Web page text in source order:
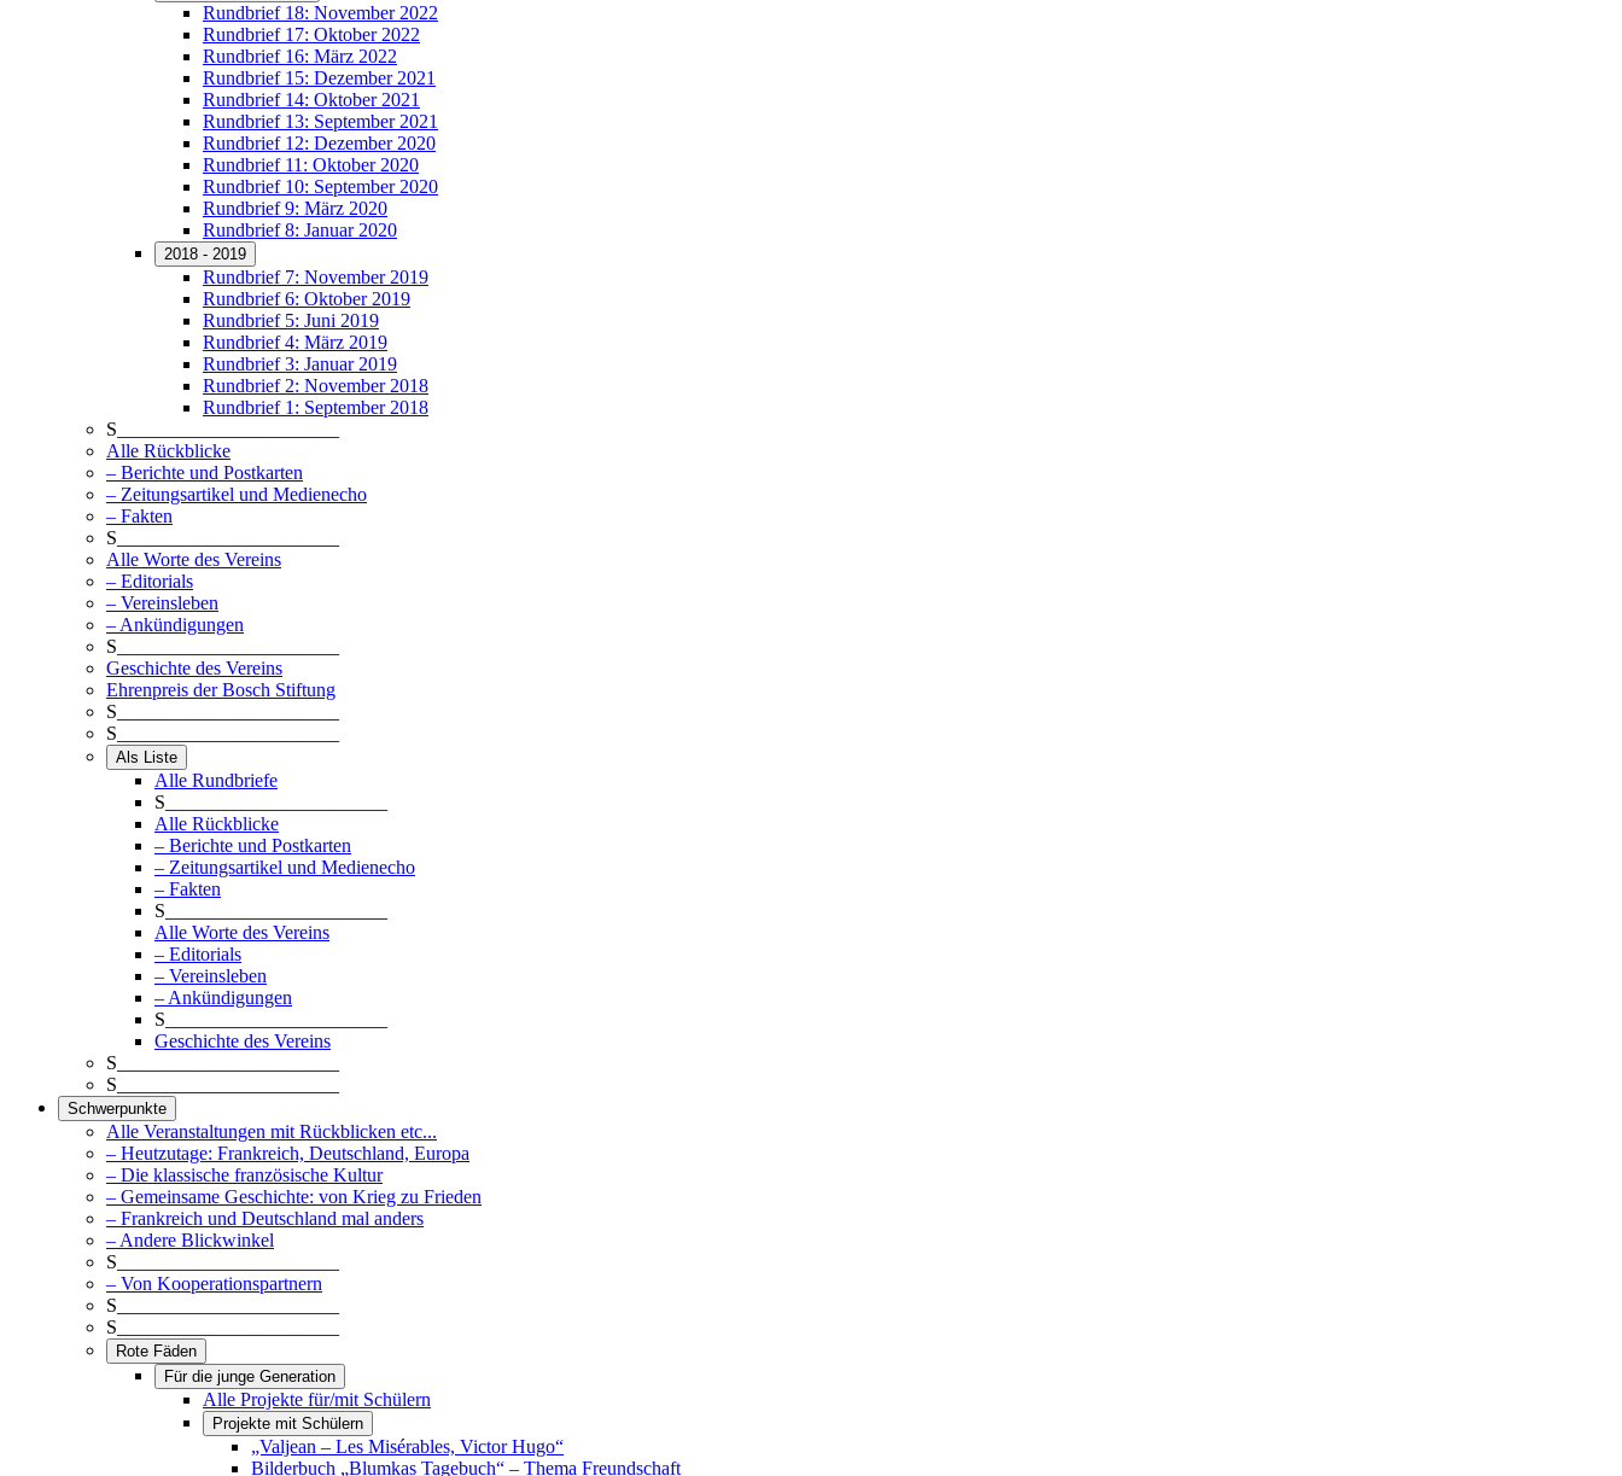
Rundbrief 18: November 2022
Rundbrief 17: Oktober 2022
Rundbrief 16: März 2022
Rundbrief 15: Dezember 2021
Rundbrief 14: Oktober 2021
Rundbrief 13: September 2021
Rundbrief 12: Dezember 2020
Rundbrief 11: Oktober 2020
Rundbrief 10: September 2020
Rundbrief 9: März 2020
Rundbrief 8: Januar 2020
2018 - 2019
Rundbrief 7: November 2019
Rundbrief 6: Oktober 2019
Rundbrief 5: Juni 2019
Rundbrief 4: März 2019
Rundbrief 3: Januar 2019
Rundbrief 2: November 2018
Rundbrief 1: September 2018
S_______________________
Alle Rückblicke
– Berichte und Postkarten
– Zeitungsartikel und Medienecho
– Fakten
S_______________________
Alle Worte des Vereins
– Editorials
– Vereinsleben
– Ankündigungen
S_______________________
Geschichte des Vereins
Ehrenpreis der Bosch Stiftung
S_______________________
S_______________________
Als Liste
Alle Rundbriefe
S_______________________
Alle Rückblicke
– Berichte und Postkarten
– Zeitungsartikel und Medienecho
– Fakten
S_______________________
Alle Worte des Vereins
– Editorials
– Vereinsleben
– Ankündigungen
S_______________________
Geschichte des Vereins
S_______________________
S_______________________
Schwerpunkte
Alle Veranstaltungen mit Rückblicken etc...
– Heutzutage: Frankreich, Deutschland, Europa
– Die klassische französische Kultur
– Gemeinsame Geschichte: von Krieg zu Frieden
– Frankreich und Deutschland mal anders
– Andere Blickwinkel
S_______________________
– Von Kooperationspartnern
S_______________________
S_______________________
Rote Fäden
Für die junge Generation
Alle Projekte für/mit Schülern
Projekte mit Schülern
„Valjean – Les Misérables, Victor Hugo“
Bilderbuch „Blumkas Tagebuch“ – Thema Freundschaft